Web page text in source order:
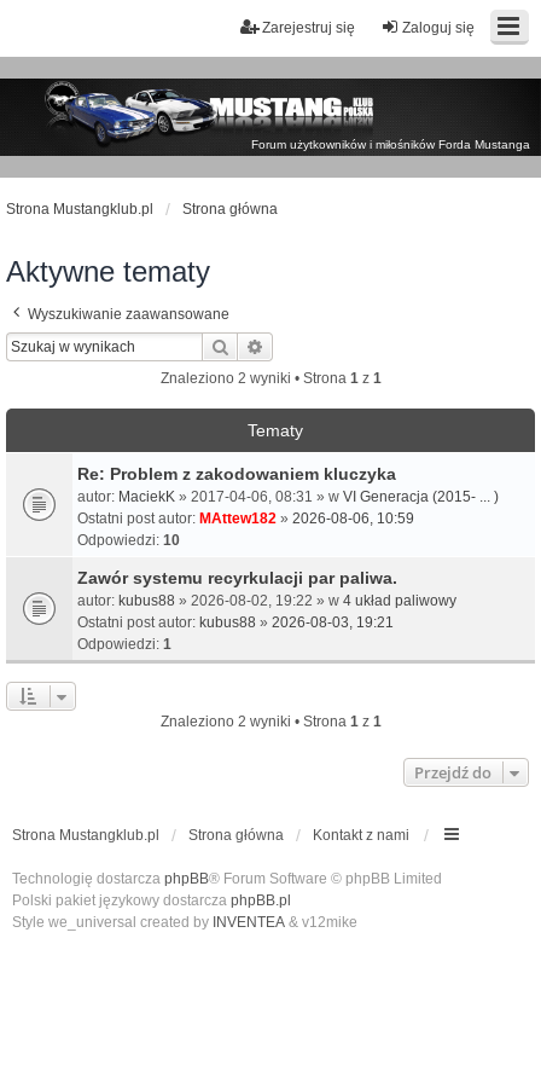
Zaloguj się
Zarejestruj się
Forum użytkowników i miłośników Forda Mustanga
Strona Mustangklub.pl Strona główna
Aktywne tematy
Wyszukiwanie zaawansowane
Szukaj
Znaleziono 2 wyniki • Strona 1z 1
Tematy
Re: Problem z zakodowaniem kluczyka
autor: MaciekK » 2017-04-06, 08:31 » w VI Generacja (2015- ... )
Ostatni post autor: MAttew182 » 2026-08-06, 10:59
Odpowiedzi: 10
Zawór systemu recyrkulacji par paliwa.
autor: kubus88 » 2026-08-02, 19:22 » w 4 układ paliwowy
Ostatni post autor: kubus88 » 2026-08-03, 19:21
Odpowiedzi: 1
Znaleziono 2 wyniki • Strona 1z 1
Przejdź do
Strona Mustangklub.pl Strona główna Kontakt z nami
Technologię dostarcza phpBB® Forum Software © phpBB Limited
Polski pakiet językowy dostarcza phpBB.pl
Style we_universal created by INVENTEA & v12mike